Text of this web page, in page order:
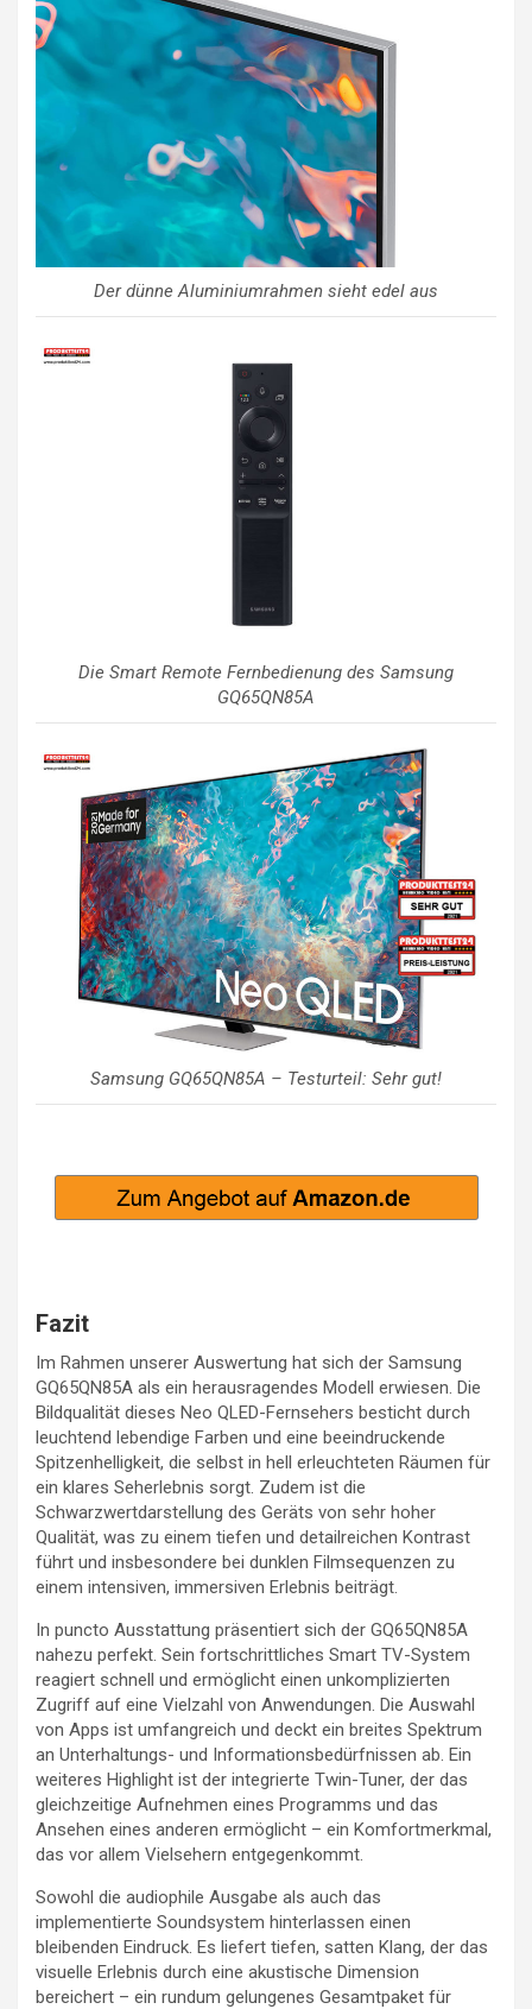
Der dünne Aluminiumrahmen sieht edel aus
Die Smart Remote Fernbedienung des Samsung
GQ65QN85A
Samsung GQ65QN85A – Testurteil: Sehr gut!
Fazit
Im Rahmen unserer Auswertung hat sich der Samsung
GQ65QN85A als ein herausragendes Modell erwiesen. Die
Bildqualität dieses Neo QLED-Fernsehers besticht durch
leuchtend lebendige Farben und eine beeindruckende
Spitzenhelligkeit, die selbst in hell erleuchteten Räumen für
ein klares Seherlebnis sorgt. Zudem ist die
Schwarzwertdarstellung des Geräts von sehr hoher
Qualität, was zu einem tiefen und detailreichen Kontrast
führt und insbesondere bei dunklen Filmsequenzen zu
einem intensiven, immersiven Erlebnis beiträgt.
In puncto Ausstattung präsentiert sich der GQ65QN85A
nahezu perfekt. Sein fortschrittliches Smart TV-System
reagiert schnell und ermöglicht einen unkomplizierten
Zugriff auf eine Vielzahl von Anwendungen. Die Auswahl
von Apps ist umfangreich und deckt ein breites Spektrum
an Unterhaltungs- und Informationsbedürfnissen ab. Ein
weiteres Highlight ist der integrierte Twin-Tuner, der das
gleichzeitige Aufnehmen eines Programms und das
Ansehen eines anderen ermöglicht – ein Komfortmerkmal,
das vor allem Vielsehern entgegenkommt.
Sowohl die audiophile Ausgabe als auch das
implementierte Soundsystem hinterlassen einen
bleibenden Eindruck. Es liefert tiefen, satten Klang, der das
visuelle Erlebnis durch eine akustische Dimension
bereichert – ein rundum gelungenes Gesamtpaket für